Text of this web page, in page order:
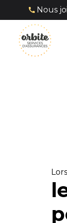
Nous